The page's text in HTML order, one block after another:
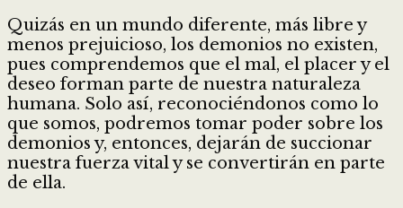
Quizás en un mundo diferente, más libre y
menos prejuicioso, los demonios no existen,
pues comprendemos que el mal, el placer y el
deseo forman parte de nuestra naturaleza
humana. Solo así, reconociéndonos como lo
que somos, podremos tomar poder sobre los
demonios y, entonces, dejarán de succionar
nuestra fuerza vital y se convertirán en parte
de ella.